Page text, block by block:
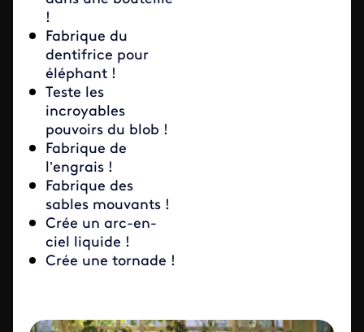
!
Fabrique du
dentifrice pour
éléphant !
Teste les
incroyables
pouvoirs du blob !
Fabrique de
l’engrais !
Fabrique des
sables mouvants !
Crée un arc-en-
ciel liquide !
Crée une tornade !